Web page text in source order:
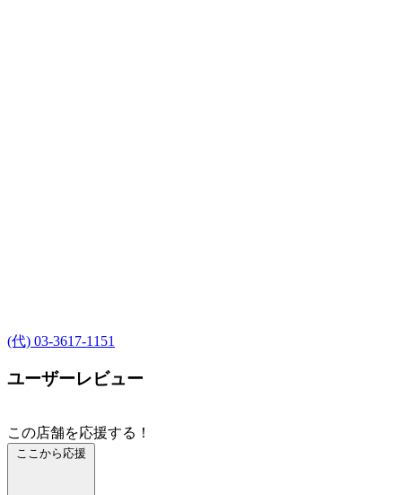
(代) 03-3617-1151
ユーザーレビュー
この店舗を応援する！
ここから応援